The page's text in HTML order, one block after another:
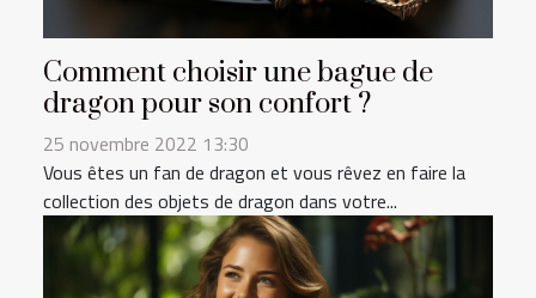
Comment choisir une bague de
dragon pour son confort ?
25 novembre 2022 13:30
Vous êtes un fan de dragon et vous rêvez en faire la
collection des objets de dragon dans votre...